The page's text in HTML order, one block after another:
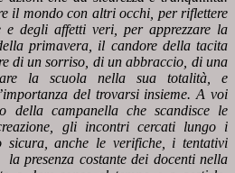
il mondo con altri occhi, per riflettere
e degli affetti veri, per apprezzare la
primavera, il candore della tacita
di un sorriso, di un abbraccio, di una
la scuola nella sua totalità, e
del trovarsi insieme. A voi
della campanella che scandisce le
gli incontri cercati lungo i
sicura, anche le verifiche, i tentativi
presenza costante dei docenti nella